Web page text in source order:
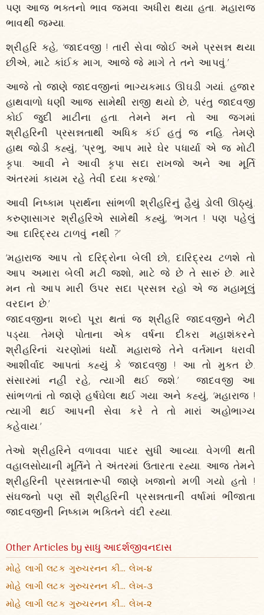
પણ આજ ભક્તનો ભાવ જમવા અધીરા થયા હતા. મહારાજ
ભાવથી જમ્યા.
શ્રીહરિ કહે, ‘જાદવજી ! તારી સેવા જોઈ અમે પ્રસન્ન થયા
છીએ, માટે કાંઈક માગ, આજે જે માગે તે તને આપવું.’
આજે તો જાણે જાદવજીનાં ભાગ્યકમાડ ઊઘડી ગયાં. હજાર
હાથવાળો ધણી આજ સામેથી રાજી થયો છે, પરંતુ જાદવજી
કોઈ જુદી માટીના હતા. તેમને મન તો આ જગમાં
શ્રીહરિની પ્રસન્નતાથી અધિક કંઈ હતું જ નહિ. તેમણે
હાથ જોડી કહ્યું, ‘પ્રભુ, આપ મારે ઘેર પધાર્યા એ જ મોટી
કૃપા. આવી ને આવી કૃપા સદા રાખજો અને આ મૂર્તિ
અંતરમાં કાયમ રહે તેવી દયા કરજો.’
આવી નિષ્કામ પ્રાર્થના સાંભળી શ્રીહરિનું હૈયું ડોલી ઊઠ્યું.
કરુણાસાગર શ્રીહરિએ સામેથી કહ્યું, ‘ભગત ! પણ પહેલું
આ દારિદ્રય ટાળવું નથી ?’
‘મહારાજ આપ તો દરિદ્રોના બેલી છો, દારિદ્રય ટળશે તો
આપ અમારા બેલી મટી જશો, માટે જે છે તે સારું છે. મારે
મન તો આપ મારી ઉપર સદા પ્રસન્ન રહો એ જ મહામૂલું
વરદાન છે.’
જાદવજીના શબ્દો પૂરા થતાં જ શ્રીહરિ જાદવજીને ભેટી
પડ્યા. તેમણે પોતાના એક વર્ષના દીકરા મહાશંકરને
શ્રીહરિનાં ચરણોમાં ધર્યો. મહારાજે તેને વર્તમાન ધરાવી
આશીર્વાદ આપતાં કહ્યું કે ‘જાદવજી ! આ તો મુક્ત છે.
સંસારમાં નહીં રહે, ત્યાગી થઈ જશે.’ જાદવજી આ
સાંભળતાં તો જાણે હર્ષઘેલા થઈ ગયા અને કહ્યું, ‘મહારાજ !
ત્યાગી થઈ આપની સેવા કરે તે તો મારાં અહોભાગ્ય
કહેવાય.’
તેઓ શ્રીહરિને વળાવવા પાદર સુધી આવ્યા. વેગળી થતી
વહાલસોયાની મૂર્તિને તે અંતરમાં ઉતારતા રહ્યા. આજ તેમને
શ્રીહરિની પ્રસન્નતારૂપી જાણે ખજાનો મળી ગયો હતો !
સંઘજનો પણ સૌ શ્રીહરિની પ્રસન્નતાની વર્ષામાં ભીંજાતા
જાદવજીની નિષ્કામ ભક્તિને વંદી રહ્યા.
Other Articles by સાધુ આદર્શજીવનદાસ
મોહે લાગી લટક ગુરુચરનન કી... લેખ-૪
મોહે લાગી લટક ગુરુચરનન કી... લેખ-૩
મોહે લાગી લટક ગુરુચરનન કી... લેખ-૨